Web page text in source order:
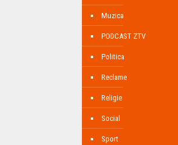
Muzica
PODCAST ZTV
Politica
Reclame
Religie
Social
Sport